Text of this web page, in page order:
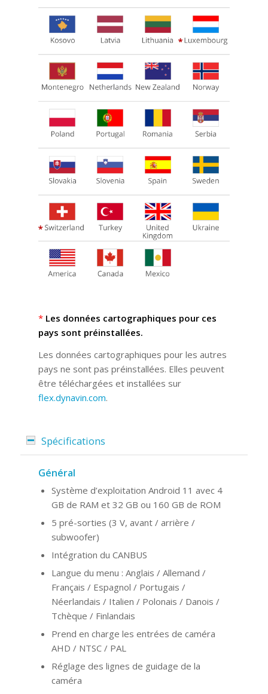
* Les données cartographiques pour ces
pays sont préinstallées.
Les données cartographiques pour les autres
pays ne sont pas préinstallées. Elles peuvent
être téléchargées et installées sur
flex.dynavin.com.
Spécifications
Général
Système d’exploitation Android 11 avec 4
GB de RAM et 32 GB ou 160 GB de ROM
5 pré-sorties (3 V, avant / arrière /
subwoofer)
Intégration du CANBUS
Langue du menu : Anglais / Allemand /
Français / Espagnol / Portugais /
Néerlandais / Italien / Polonais / Danois /
Tchèque / Finlandais
Prend en charge les entrées de caméra
AHD / NTSC / PAL
Réglage des lignes de guidage de la
caméra